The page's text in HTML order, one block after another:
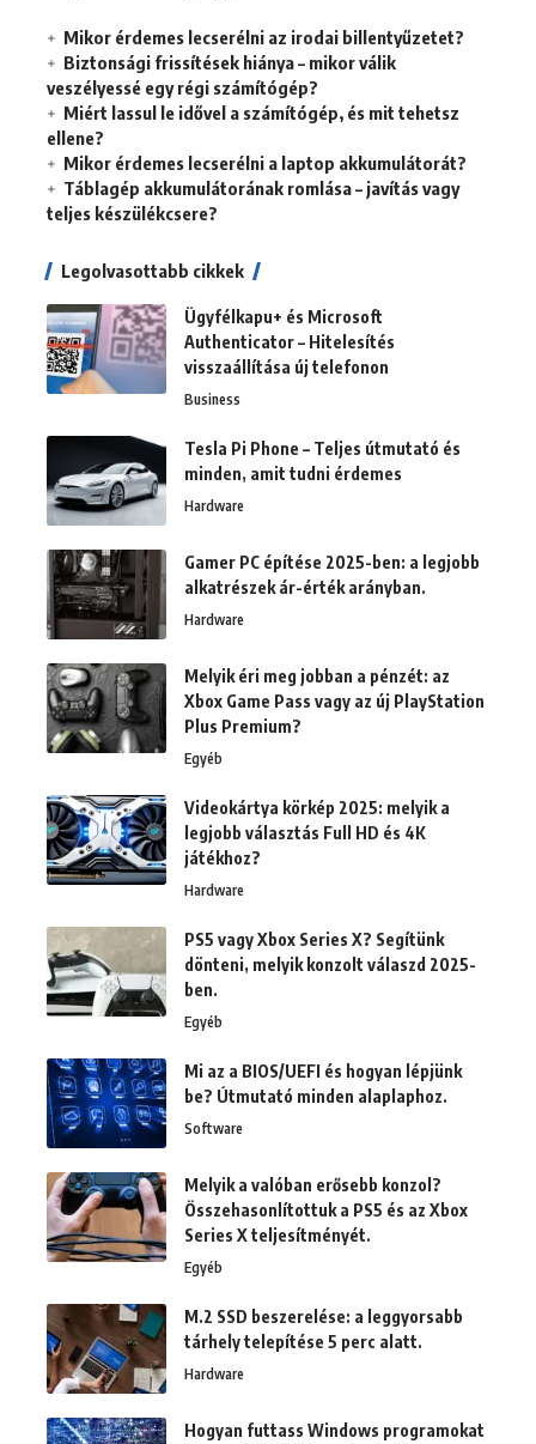
Mikor érdemes lecserélni az irodai billentyűzetet?
Biztonsági frissítések hiánya – mikor válik
veszélyessé egy régi számítógép?
Miért lassul le idővel a számítógép, és mit tehetsz
ellene?
Mikor érdemes lecserélni a laptop akkumulátorát?
Táblagép akkumulátorának romlása – javítás vagy
teljes készülékcsere?
Legolvasottabb cikkek
Ügyfélkapu+ és Microsoft
Authenticator – Hitelesítés
visszaállítása új telefonon
Business
Tesla Pi Phone – Teljes útmutató és
minden, amit tudni érdemes
Hardware
Gamer PC építése 2025-ben: a legjobb
alkatrészek ár-érték arányban.
Hardware
Melyik éri meg jobban a pénzét: az
Xbox Game Pass vagy az új PlayStation
Plus Premium?
Egyéb
Videokártya körkép 2025: melyik a
legjobb választás Full HD és 4K
játékhoz?
Hardware
PS5 vagy Xbox Series X? Segítünk
dönteni, melyik konzolt válaszd 2025-
ben.
Egyéb
Mi az a BIOS/UEFI és hogyan lépjünk
be? Útmutató minden alaplaphoz.
Software
Melyik a valóban erősebb konzol?
Összehasonlítottuk a PS5 és az Xbox
Series X teljesítményét.
Egyéb
M.2 SSD beszerelése: a leggyorsabb
tárhely telepítése 5 perc alatt.
Hardware
Hogyan futtass Windows programokat